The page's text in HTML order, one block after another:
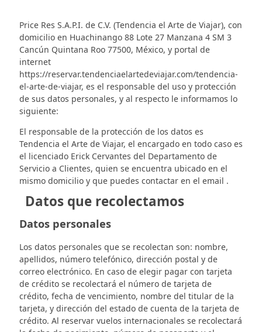
Price Res S.A.P.I. de C.V. (Tendencia el Arte de Viajar), con
domicilio en Huachinango 88 Lote 27 Manzana 4 SM 3
Cancún Quintana Roo 77500, México, y portal de
internet
https://reservar.tendenciaelartedeviajar.com/tendencia-
el-arte-de-viajar, es el responsable del uso y protección
de sus datos personales, y al respecto le informamos lo
siguiente:
El responsable de la protección de los datos es
Tendencia el Arte de Viajar, el encargado en todo caso es
el licenciado Erick Cervantes del Departamento de
Servicio a Clientes, quien se encuentra ubicado en el
mismo domicilio y que puedes contactar en el email .
Datos que recolectamos
Datos personales
Los datos personales que se recolectan son: nombre,
apellidos, número telefónico, dirección postal y de
correo electrónico. En caso de elegir pagar con tarjeta
de crédito se recolectará el número de tarjeta de
crédito, fecha de vencimiento, nombre del titular de la
tarjeta, y dirección del estado de cuenta de la tarjeta de
crédito. Al reservar vuelos internacionales se recolectará